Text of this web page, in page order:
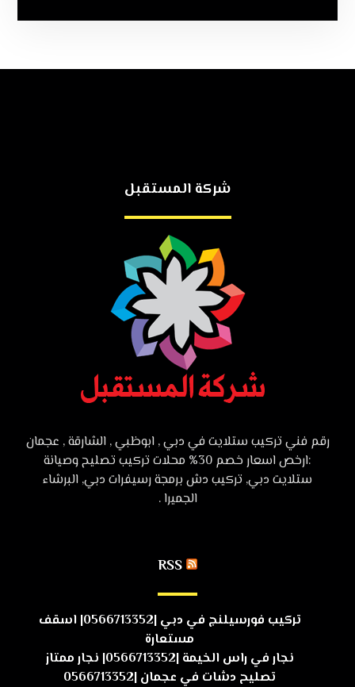
شركة المستقبل
رقم فني تركيب ستلايت في دبي , ابوظبي , الشارقة , عجمان
:ارخص اسعار خصم 30% محلات تركيب تصليح وصيانة
ستلايت دبي, تركيب دش برمجة رسيفرات دبي, البرشاء
الجميرا .
RSS
تركيب فورسيلنج في دبي |0566713352| اسقف
مستعارة
نجار في راس الخيمة |0566713352| نجار ممتاز
تصليح دشات في عجمان |0566713352